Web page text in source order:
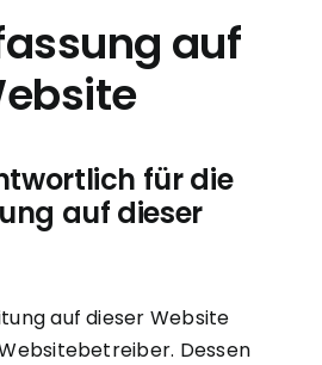
auf
für die
auf dieser
auf dieser Website
Dessen